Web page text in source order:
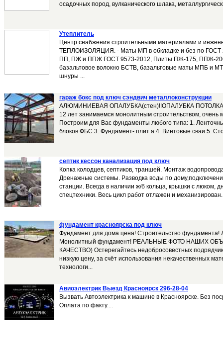
осадочных пород, вулканического шлака,
Утеплитель
Центр снабжения строительными материалами и
ТЕПЛОИЗОЛЯЦИЯ. - Маты МП в обкладке и без по ГОСТ
ПП, ПЖ и ППЖ ГОСТ 9573-2012, Плиты ПЖ-175, ППЖ-
базальтовое волокно БСТВ, базальтовые маты МПБ и
шнуры ...
гараж бокс под ключ сэндвич металлоконструкции
АЛЮМИНИЕВАЯ ОПАЛУБКА(стен)!!ОПАЛУБКА
12 лет занимаемся монолитным строительством, очень
Построим для Вас фундаменты любого типа: 1.
блоков ФБС 3. Фундамент- плит а 4. Винтовые сваи 5.
септик кессон канализация под ключ
Копка колодцев, септиков, траншей. Монтаж
Дренажные системы. Разводка воды по
станции. Всегда в наличии ж/б кольца, крышки с люком,
спецтехники. Весь цикл работ отлажен и
фундамент красноярска под ключ
Фундамент для дома цена! Строительство
Монолитный фундамент! РЕАЛЬНЫЕ ФОТО НАШИХ
КАЧЕСТВО) Остерегайтесь недобросовестных
низкую цену, за счёт использования некачественных
технологи...
Авиоэлектрик Выезд Красноярск 296-28-04
Вызвать Автоэлектрика к машине в Красноярске. Без
Оплата по факту....